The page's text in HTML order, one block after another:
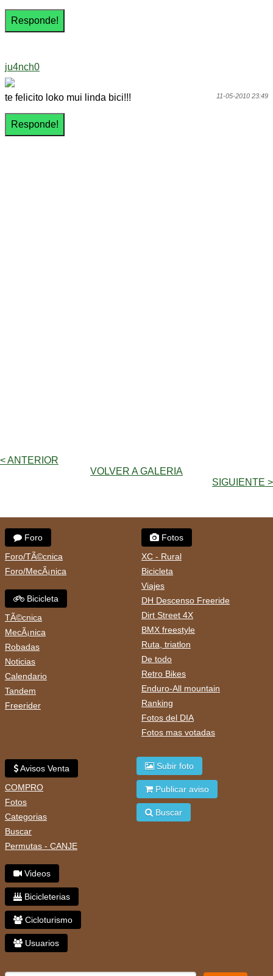
ju4nch0
11-05-2010 23:49
te felicito loko mui linda bici!!!
< ANTERIOR
VOLVER A GALERIA
SIGUIENTE >
Foro
Foro/TÃ©cnica
Foro/MecÃ¡nica
Bicicleta
TÃ©cnica
MecÃ¡nica
Robadas
Noticias
Calendario
Tandem
Freerider
Fotos
XC - Rural
Bicicleta
Viajes
DH Descenso Freeride
Dirt Street 4X
BMX freestyle
Ruta, triatlon
De todo
Retro Bikes
Enduro-All mountain
Ranking
Fotos del DIA
Fotos mas votadas
Avisos Venta
COMPRO
Fotos
Categorias
Buscar
Permutas - CANJE
Videos
Bicicleterias
Cicloturismo
Usuarios
Subir foto
Publicar aviso
Buscar